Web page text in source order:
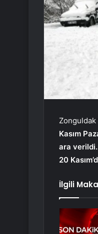
Zonguldak
Kasım
ara
20
İlgili